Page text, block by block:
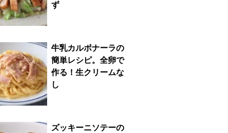
ず
牛乳カルボナーラの
簡単レシピ。全卵で
作る！生クリームな
し
ズッキーニソテーの